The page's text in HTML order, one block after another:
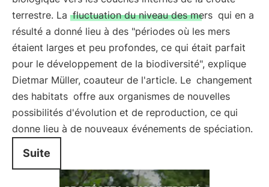
terrestre. La fluctuation du niveau des mers qui en a
résulté a donné lieu à des "périodes où les mers
étaient larges et peu profondes, ce qui était parfait
pour le développement de la biodiversité", explique
Dietmar Müller, coauteur de l'article. Le changement
des habitats offre aux organismes de nouvelles
possibilités d'évolution et de reproduction, ce qui
donne lieu à de nouveaux événements de spéciation.
Suite